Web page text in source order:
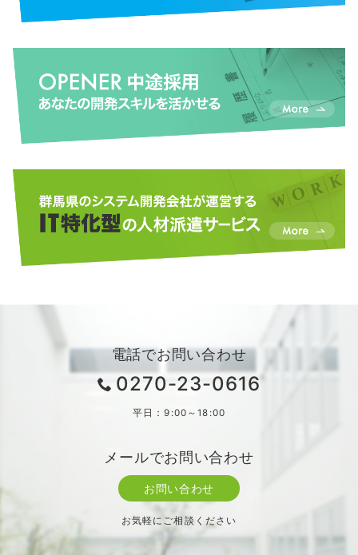
電話でお問い合わせ
0270-23-0616
平日：9:00～18:00
メールでお問い合わせ
お問い合わせ
お気軽にご相談ください